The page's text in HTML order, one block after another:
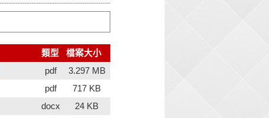
類型
檔案大小
pdf
3.297 MB
pdf
717 KB
docx
24 KB